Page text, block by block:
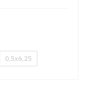
0,5x6,25